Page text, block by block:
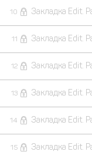
10 Закладка Edit.
11 Закладка Edit.
12 Закладка Edit.
13 Закладка Edit.
14 Закладка Edit.
15 Закладка Edit.